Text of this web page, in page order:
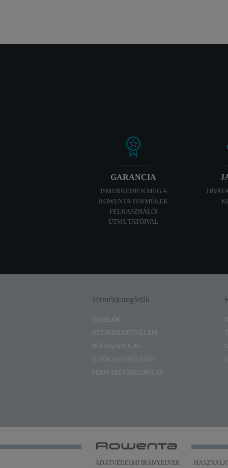
GARANCIA
ISMERKEDJEN MEG A
ROWENTA TERMÉKEK
FELHASZNÁLÓI
ÚTMUTATÓIVAL
Termékkategóriák
VASALÓK
OTTHONI KÉNYELEM
NŐI HAJÁPOLÁS
A NŐK SZÉPSÉGÉÉRT
FÉRFI SZÉPSÉGÁPOLÁS
ADATVÉDELMI IRÁNYELVEK